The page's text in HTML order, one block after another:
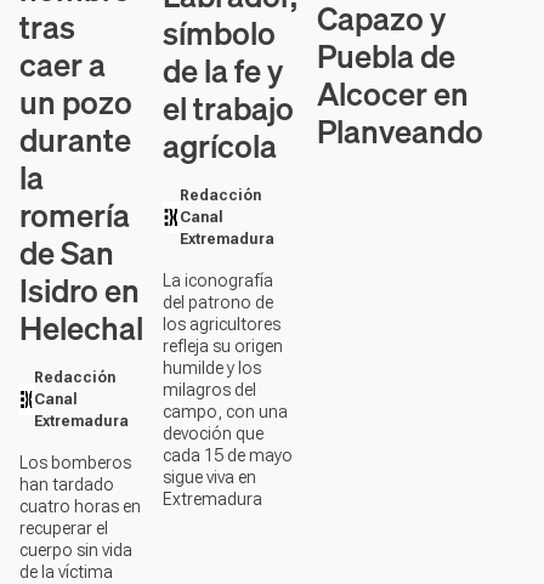
tras
caer a
un pozo
durante
la
romería
de San
Isidro en
Helechal
Redacción
Canal
Extremadura
Los bomberos
han tardado
cuatro horas en
recuperar el
cuerpo sin vida
de la víctima
símbolo
de la fe y
el trabajo
agrícola
Redacción
Canal
Extremadura
La iconografía
del patrono de
los agricultores
refleja su origen
humilde y los
milagros del
campo, con una
devoción que
cada 15 de mayo
sigue viva en
Extremadura
Capazo y
Puebla de
Alcocer en
Planveando